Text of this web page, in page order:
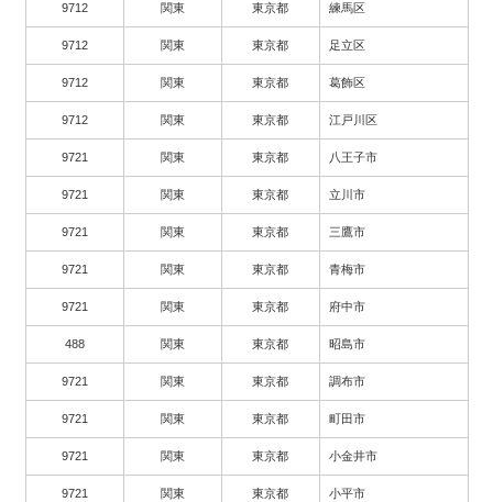
9712 関東 東京都 練馬区
9712 関東 東京都 足立区
9712 関東 東京都 葛飾区
9712 関東 東京都 江戸川区
9721 関東 東京都 八王子市
9721 関東 東京都 立川市
9721 関東 東京都 三鷹市
9721 関東 東京都 青梅市
9721 関東 東京都 府中市
488 関東 東京都 昭島市
9721 関東 東京都 調布市
9721 関東 東京都 町田市
9721 関東 東京都 小金井市
9721 関東 東京都 小平市